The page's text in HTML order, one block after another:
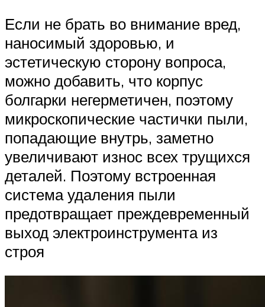
Если не брать во внимание вред,
наносимый здоровью, и
эстетическую сторону вопроса,
можно добавить, что корпус
болгарки негерметичен, поэтому
микроскопические частички пыли,
попадающие внутрь, заметно
увеличивают износ всех трущихся
деталей. Поэтому встроенная
система удаления пыли
предотвращает преждевременный
выход электроинструмента из
строя